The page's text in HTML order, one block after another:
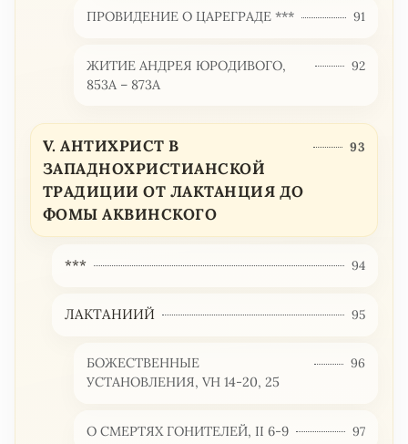
ПРОВИДЕНИЕ О ЦАРЕГРАДЕ *** 91
ЖИТИЕ АНДРЕЯ ЮРОДИВОГО,
853А – 873А
92
V. АНТИХРИСТ В
ЗАПАДНОХРИСТИАНСКОЙ
ТРАДИЦИИ ОТ ЛАКТАНЦИЯ ДО
ФОМЫ АКВИНСКОГО
93
*** 94
ЛАКТАНИИЙ 95
БОЖЕСТВЕННЫЕ
УСТАНОВЛЕНИЯ, VH 14-20, 25
96
О СМЕРТЯХ ГОНИТЕЛЕЙ, II 6-9 97